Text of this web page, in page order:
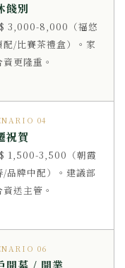
餞別
3,000-8,000（福悠
配/比賽茶禮盒）。家
更隆重。
04
祝賀
1,500-3,500（朝霞
/品牌中配）。建議部
資送主管。
06
開幕 / 開業